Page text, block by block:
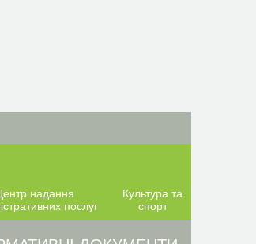
надання
послуг
Культура та
спорт